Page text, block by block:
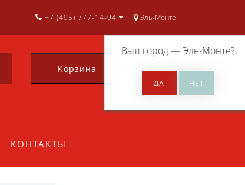
Эль-Монте
Ваш город —Эль-Монте?
+7 (495) 777-14-94
Корзина 0
КОНТАКТЫ